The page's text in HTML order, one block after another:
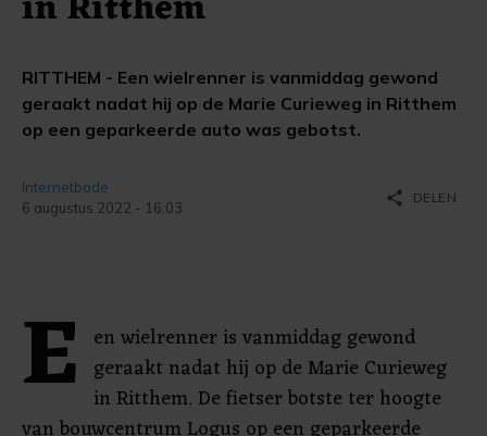
RITTHEM - Een wielrenner is vanmiddag gewond
geraakt nadat hij op de Marie Curieweg in Ritthem
op een geparkeerde auto was gebotst.
Internetbode
6 augustus 2022 - 16:03
share DELEN
E en wielrenner is vanmiddag gewond
geraakt nadat hij op de Marie Curieweg
in Ritthem. De fietser botste ter hoogte